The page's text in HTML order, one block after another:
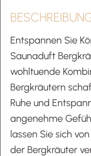
Entspannen Sie
Saunaduft
wohltuende
Bergkräutern
Ruhe und
angenehme
lassen Sie sich
der Bergkräuter